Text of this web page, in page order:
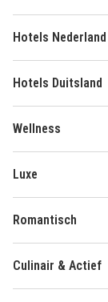
Hotels Nederland
Hotels Duitsland
Wellness
Luxe
Romantisch
Culinair & Actief